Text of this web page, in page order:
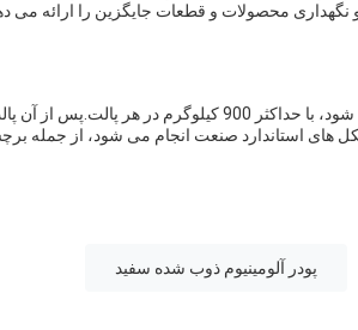
محصولات و قطعات جایگزین را ارائه می
اکسید آلومینیوم سفید به طور معمول در کیسه های 25 کیلوگرم بسته بندی می شود، با حداکثر 900
های استاندارد صنعت انجام می شود، از جمله
پودر آلومینیوم ذوب شده سفید